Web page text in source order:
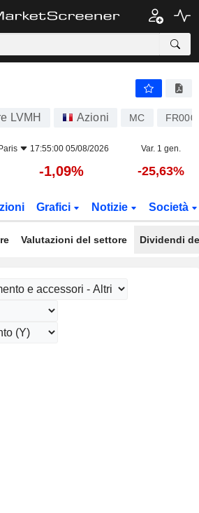
LVMH Azioni MC
17:55:00 05/08/2026 Var. 1 gen.
-1,09% -25,63%
Grafici Notizie Società
Valutazioni del settore Dividendi